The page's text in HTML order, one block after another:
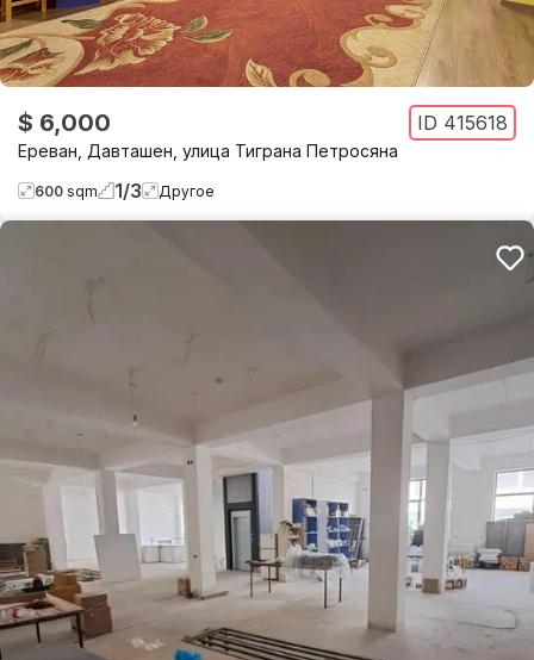
$ 6,000 ID 415618
Ереван Давташен улица Тиграна Петросяна
600 sqm 1/3 Другое